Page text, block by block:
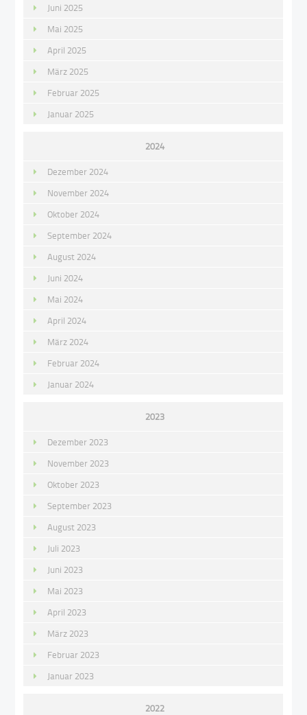
Juni 2025
Mai 2025
April 2025
März 2025
Februar 2025
Januar 2025
2024
Dezember 2024
November 2024
Oktober 2024
September 2024
August 2024
Juni 2024
Mai 2024
April 2024
März 2024
Februar 2024
Januar 2024
2023
Dezember 2023
November 2023
Oktober 2023
September 2023
August 2023
Juli 2023
Juni 2023
Mai 2023
April 2023
März 2023
Februar 2023
Januar 2023
2022